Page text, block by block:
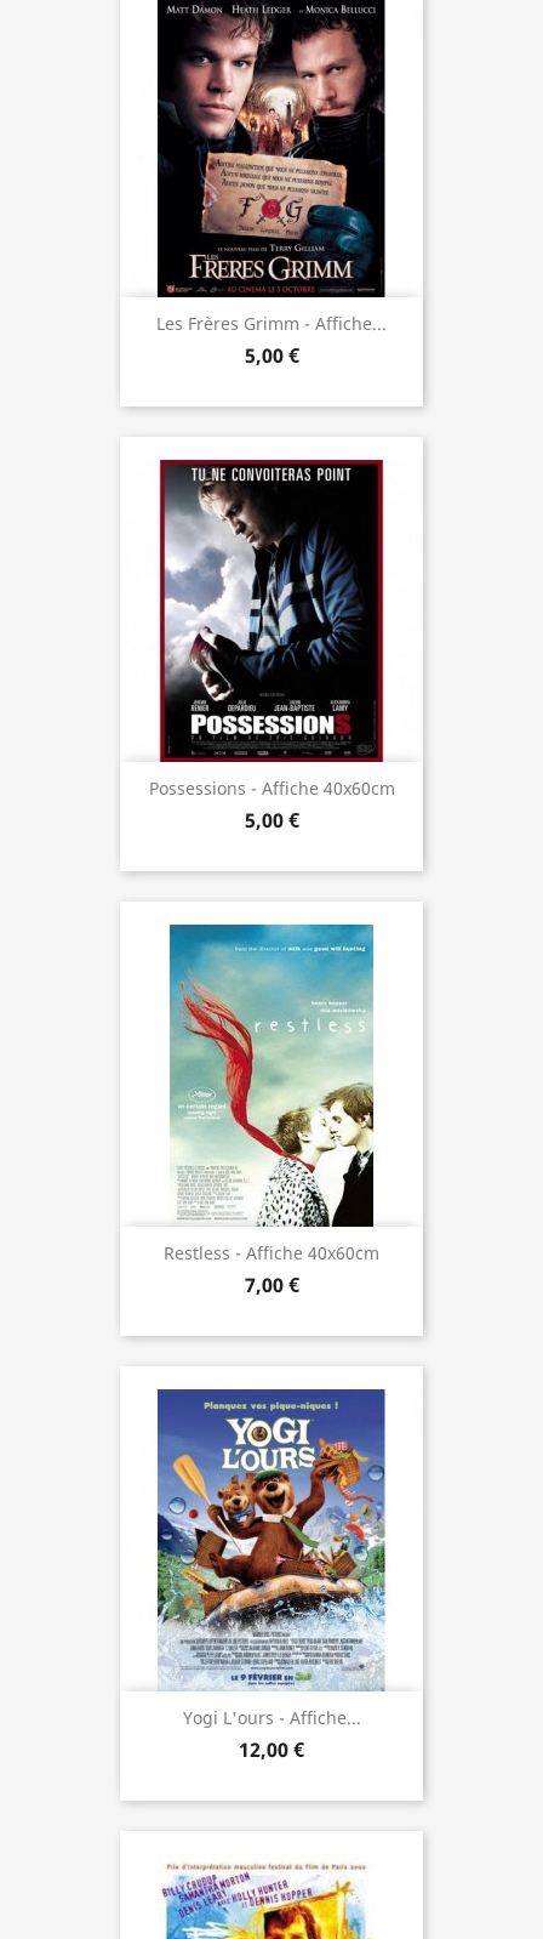
Les Frères Grimm - Affiche...
5,00 €
Possessions - Affiche 40x60cm
5,00 €
Restless - Affiche 40x60cm
7,00 €
Yogi L'ours - Affiche...
12,00 €